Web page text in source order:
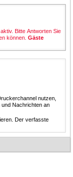
Bitte Antworten Sie
können. Gäste
nutzen,
und Nachrichten an
Der verfasste